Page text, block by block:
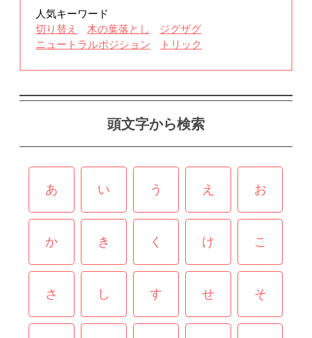
人気キーワード
切り替え
木の葉落とし
ジグザグ
ニュートラルポジション
トリック
頭文字から検索
あ い う え お
か き く け こ
さ し す せ そ